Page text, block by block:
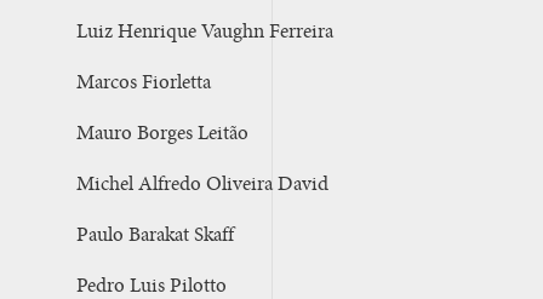
Luiz Henrique Vaughn Ferreira
Marcos Fiorletta
Mauro Borges Leitão
Michel Alfredo Oliveira David
Paulo Barakat Skaff
Pedro Luis Pilotto